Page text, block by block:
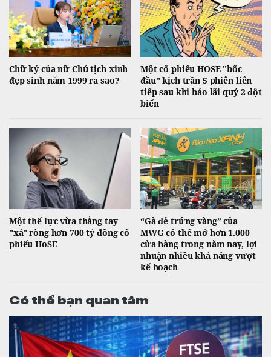
Chữ ký của nữ Chủ tịch xinh
đẹp sinh năm 1999 ra sao?
Một cổ phiếu HOSE "bốc
đầu" kịch trần 5 phiên liên
tiếp sau khi báo lãi quý 2 đột
biến
Một thế lực vừa thẳng tay
"xả" ròng hơn 700 tỷ đồng cổ
phiếu HoSE
“Gà đẻ trứng vàng” của
MWG có thể mở hơn 1.000
cửa hàng trong năm nay, lợi
nhuận nhiều khả năng vượt
kế hoạch
Có thể bạn quan tâm